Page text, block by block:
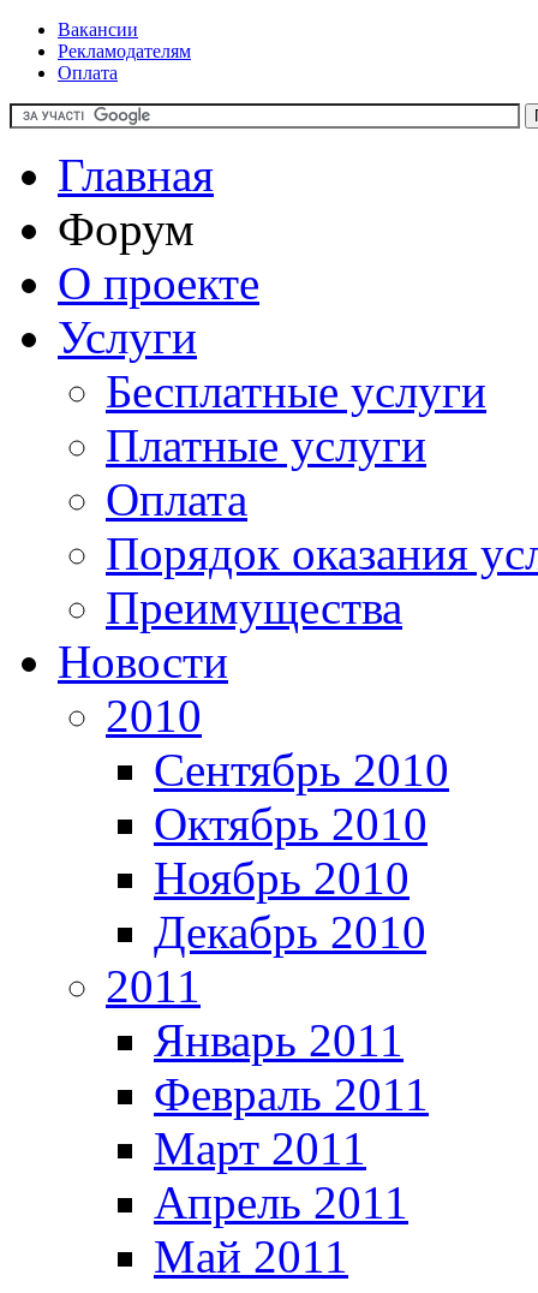
Вакансии
Рекламодателям
Оплата
Главная
Форум
О проекте
Услуги
Бесплатные услуги
Платные услуги
Оплата
Порядок оказания
Преимущества
Новости
2010
Сентябрь 2010
Октябрь 2010
Ноябрь 2010
Декабрь 2010
2011
Январь 2011
Февраль 2011
Март 2011
Апрель 2011
Май 2011